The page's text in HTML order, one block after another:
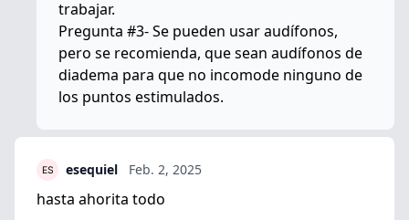
trabajar.
Pregunta #3- Se pueden usar audífonos,
pero se recomienda, que sean audífonos de
diadema para que no incomode ninguno de
los puntos estimulados.
esequiel Feb. 2, 2025
hasta ahorita todo